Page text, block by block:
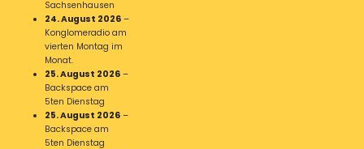
Sachsenhausen
24. August 2026 –
Konglomeradio am
vierten Montag im
Monat.
25. August 2026 –
Backspace am
5ten Dienstag
25. August 2026 –
Backspace am
5ten Dienstag